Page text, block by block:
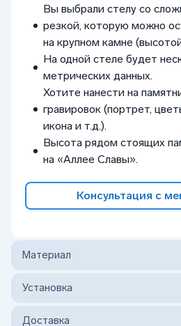
Вы выбрали стелу со
резкой, которую можно
на крупном камне
На одной стеле будет
метрических данных.
Хотите нанести на
гравировок (портрет,
икона и т.д.).
Высота рядом стоящих
на «Аллее Славы».
Консультация с
Материал
Установка
Доставка